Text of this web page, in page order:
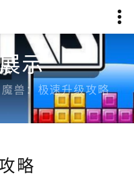
示
魔兽：极速升级攻略
略